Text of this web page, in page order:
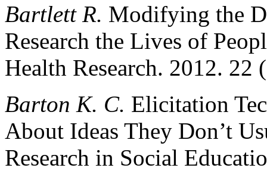
Bartlett R. Modifying the
Research the Lives of
Health Research. 2012. 22
Barton K. C. Elicitation
About Ideas They Don’t
Research in Social